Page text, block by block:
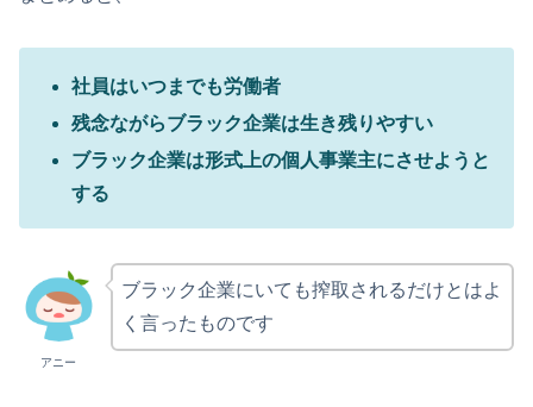
社員はいつまでも労働者
残念ながらブラック企業は生き残りやすい
ブラック企業は形式上の個人事業主にさせようと
する
アニー
ブラック企業にいても搾取されるだけとはよ
く言ったものです